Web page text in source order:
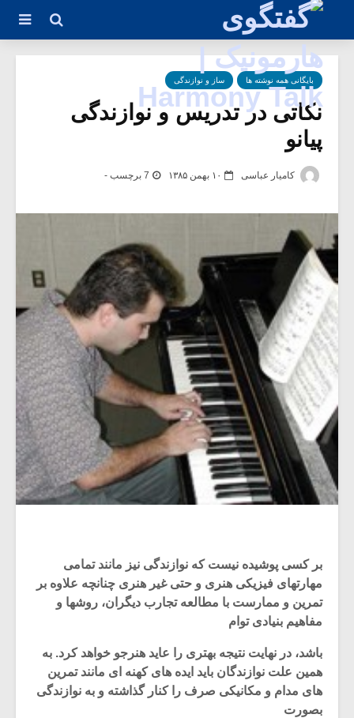
بایگانی همه نوشته ها ساز و نوازندگی
نکاتی در تدریس و نوازندگی
پیانو
کامیار عباسی ۱۰ بهمن ۱۳۸۵ 7 برچسب -
بر کسی پوشیده نیست که نوازندگی نیز مانند تمامی
مهارتهای فیزیکی هنری و حتی غیر هنری چنانچه علاوه بر
تمرین و ممارست با مطالعه تجارب دیگران، روشها و
مفاهیم بنیادی توام
باشد، در نهایت نتیجه بهتری را عاید هنرجو خواهد کرد. به
همین علت نوازندگان باید ایده های کهنه ای مانند تمرین
های مدام و مکانیکی صرف را کنار گذاشته و به نوازندگی
بصورت